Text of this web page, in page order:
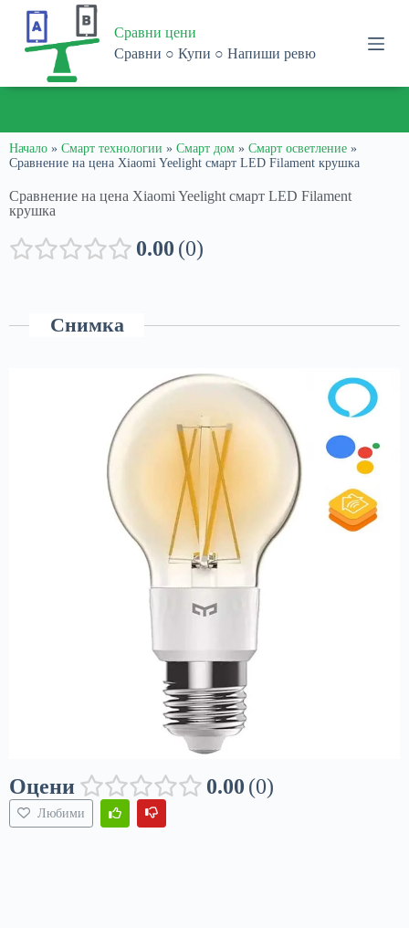
o
n
t
n
t
Сравни цени
Сравни ○ Купи ○ Напиши ревю
Начало » Смарт технологии » Смарт дом » Смарт осветление »
Сравнение на цена Xiaomi Yeelight смарт LED Filament крушка
Сравнение на цена Xiaomi Yeelight смарт LED Filament
крушка
0.00 0
Снимка
Оцени 0.00 0
Любими